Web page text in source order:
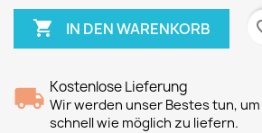
 IN DEN WARENKORB
Kostenlose Lieferung
Wir werden unser Bestes tun,
schnell wie möglich zu liefern.